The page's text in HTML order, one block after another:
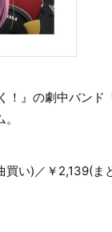
！』の劇中バン
い)／￥2,139(ま